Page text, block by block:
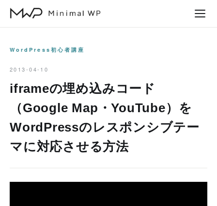
WordPress初心者講座
2013-04-10
iframeの埋め込みコード
（Google Map・YouTube）を
WordPressのレスポンシブテー
マに対応させる方法